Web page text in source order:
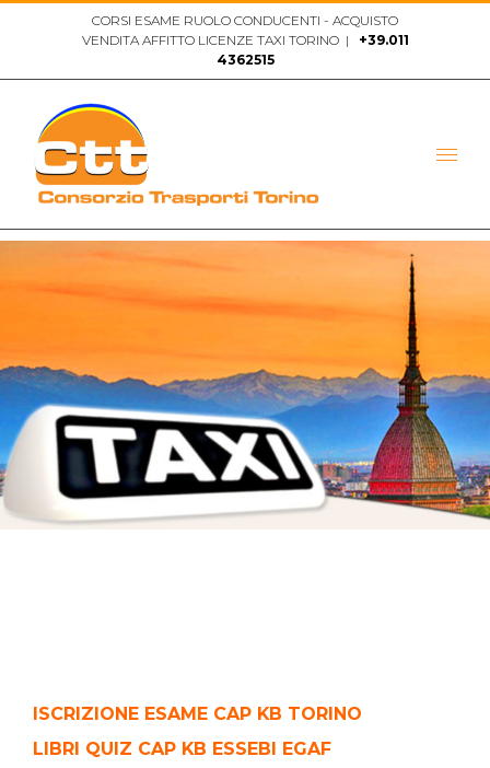
contenuto
CORSI ESAME RUOLO CONDUCENTI - ACQUISTO
VENDITA AFFITTO LICENZE TAXI TORINO |
+39.011
4362515
ISCRIZIONE ESAME CAP KB TORINO
LIBRI QUIZ CAP KB ESSEBI EGAF